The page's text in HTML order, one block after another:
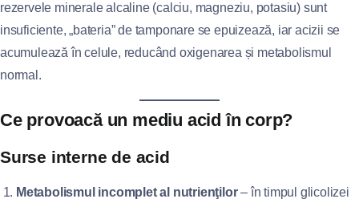
rezervele minerale alcaline (calciu, magneziu, potasiu) sunt
insuficiente, „bateria” de tamponare se epuizează, iar acizii se
acumulează în celule, reducând oxigenarea și metabolismul
normal.
Ce provoacă un mediu acid în corp?
Surse interne de acid
Metabolismul incomplet al nutrienţilor– în timpul glicolizei